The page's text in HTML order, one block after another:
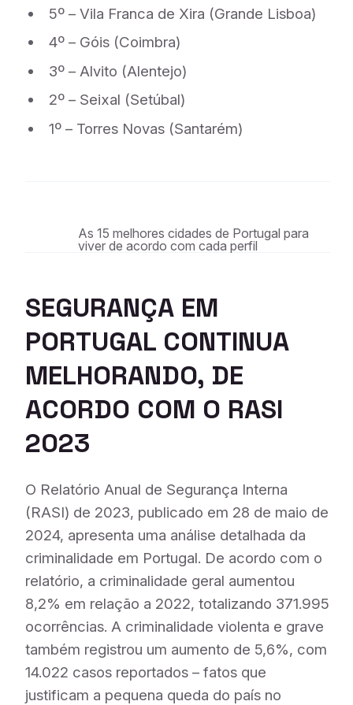
5º – Vila Franca de Xira (Grande Lisboa)
4º – Góis (Coimbra)
3º – Alvito (Alentejo)
2º – Seixal (Setúbal)
1º – Torres Novas (Santarém)
As 15 melhores cidades de Portugal para
viver de acordo com cada perfil
SEGURANÇA EM
PORTUGAL CONTINUA
MELHORANDO, DE
ACORDO COM O RASI
2023
O Relatório Anual de Segurança Interna
(RASI) de 2023, publicado em 28 de maio de
2024, apresenta uma análise detalhada da
criminalidade em Portugal. De acordo com o
relatório, a criminalidade geral aumentou
8,2% em relação a 2022, totalizando 371.995
ocorrências. A criminalidade violenta e grave
também registrou um aumento de 5,6%, com
14.022 casos reportados – fatos que
justificam a pequena queda do país no